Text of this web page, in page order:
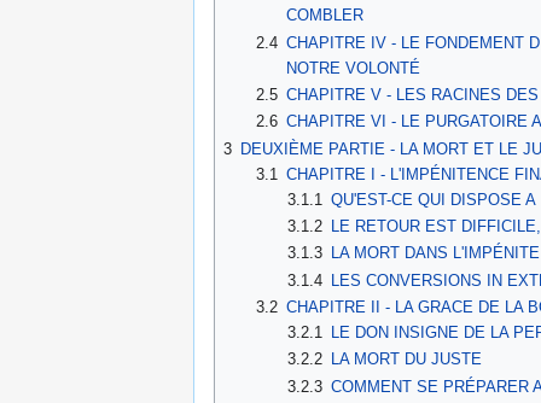
COMBLER
2.4 CHAPITRE IV - LE FONDEMENT
NOTRE VOLONTÉ
2.5 CHAPITRE V - LES RACINES
2.6 CHAPITRE VI - LE PURGATOIRE
3 DEUXIÈME PARTIE - LA MORT ET LE
3.1 CHAPITRE I - L'IMPÉNITENCE
3.1.1
QU'EST-CE QUI DISPOSE
3.1.2 LE RETOUR EST
3.1.3 LA MORT DANS
3.1.4 LES CONVERSIONS IN
3.2 CHAPITRE II - LA GRACE DE LA
3.2.1 LE DON INSIGNE DE LA
3.2.2 LA MORT DU JUSTE
3.2.3 COMMENT SE PRÉPARER